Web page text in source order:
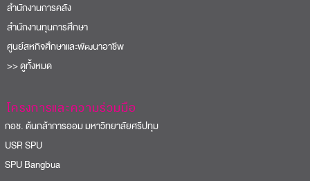
สำนักงานการคลัง
สำนักงานทุนการศึกษา
ศูนย์สหกิจศึกษาและพัฒนาอาชีพ
>> ดูทั้งหมด
โครงการและความร่วมมือ
ช. ต้นกล้าการออม มหาวิทยาลัยศรีปทุม
SPU
Bangbua